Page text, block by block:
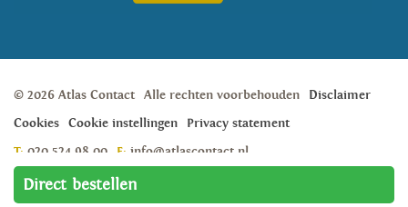
Direct bestellen
© 2026 Atlas Contact Alle rechten voorbehouden
Disclaimer
Cookies
Cookie instellingen
Privacy statement
T: 020 524 98 00 E: info@atlascontact.nl
Weesperstraat 105A, 1018 VN, Amsterdam